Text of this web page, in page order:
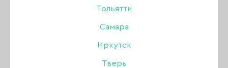
Тольятти
Самара
Иркутск
Тверь
В наличии в магазинах